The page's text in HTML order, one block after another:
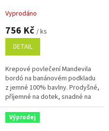
140x200, 70x90 cm
Vyprodáno
756 Kč / ks
DETAIL
Krepové povlečení Mandevila
bordó na banánovém podkladu
z jemné 100% bavlny. Prodyšné,
příjemné na dotek, snadné na
údržbu a bez nutnosti žehlení.
Rozměr povlečení je 140x200,...
Výprodej